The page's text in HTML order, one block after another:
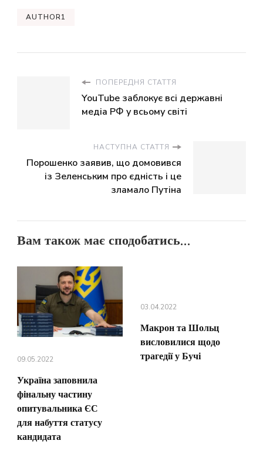
AUTHOR1
ПОПЕРЕДНЯ СТАТТЯ
YouTube заблокує всі державні
медіа РФ у всьому світі
НАСТУПНА СТАТТЯ
Порошенко заявив, що домовився
із Зеленським про єдність і це
зламало Путіна
Вам також має сподобатись...
09.05.2022
Україна заповнила
фінальну частину
опитувальника ЄС
для набуття статусу
кандидата
03.04.2022
Макрон та Шольц
висловилися щодо
трагедії у Бучі